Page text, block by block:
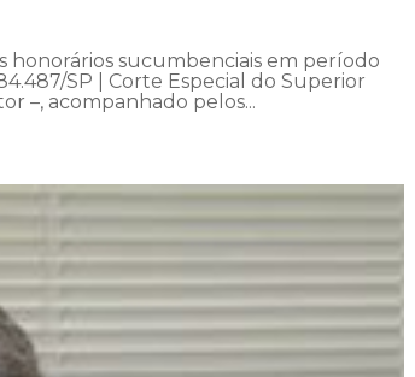
sucumbenciais em período
SP | Corte Especial do Superior
–, acompanhado pelos...